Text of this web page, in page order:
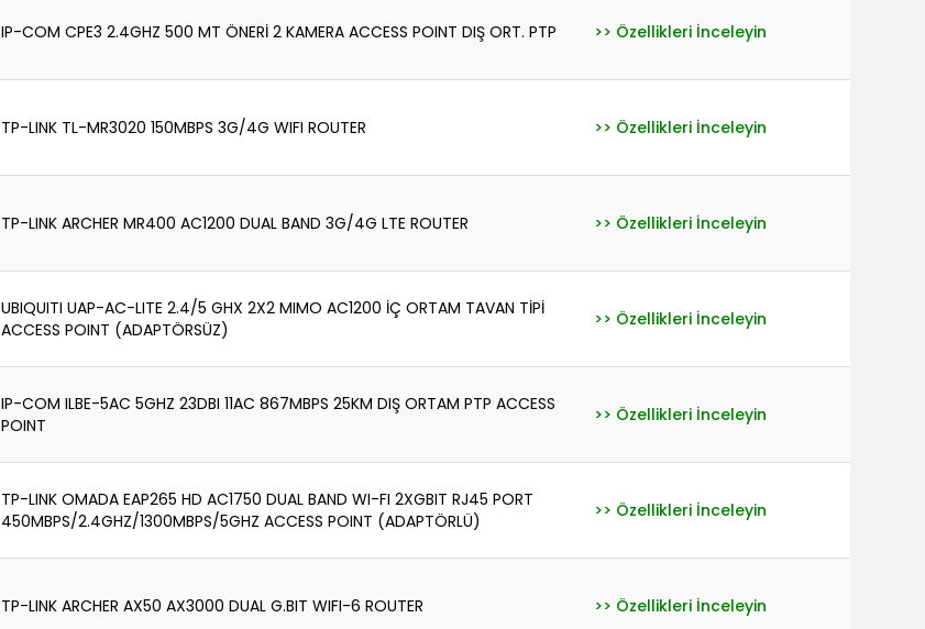
IP-COM CPE3 2.4GHZ 500 MT ÖNERİ 2 KAMERA ACCESS POINT DIŞ ORT. PTP >> Özellikleri İnceleyin
TP-LINK TL-MR3020 150MBPS 3G/4G WIFI ROUTER >> Özellikleri İnceleyin
TP-LINK ARCHER MR400 AC1200 DUAL BAND 3G/4G LTE ROUTER >> Özellikleri İnceleyin
UBIQUITI UAP-AC-LITE 2.4/5 GHX 2X2 MIMO AC1200 İÇ ORTAM TAVAN TİPİ
ACCESS POINT (ADAPTÖRSÜZ)
>> Özellikleri İnceleyin
IP-COM ILBE-5AC 5GHZ 23DBI 11AC 867MBPS 25KM DIŞ ORTAM PTP ACCESS
POINT
>> Özellikleri İnceleyin
TP-LINK OMADA EAP265 HD AC1750 DUAL BAND WI-FI 2XGBIT RJ45 PORT
450MBPS/2.4GHZ/1300MBPS/5GHZ ACCESS POINT (ADAPTÖRLÜ)
>> Özellikleri İnceleyin
TP-LINK ARCHER AX50 AX3000 DUAL G.BIT WIFI-6 ROUTER >> Özellikleri İnceleyin